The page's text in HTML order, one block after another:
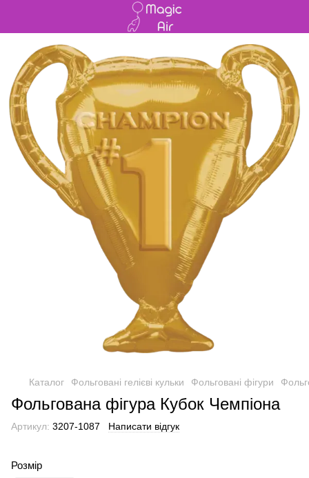
Каталог Фольговані гелієві кульки Фольговані фігури
Фольгована фігура Кубок Чемпіона
Артикул: 3207-1087 Написати відгук
Розмір